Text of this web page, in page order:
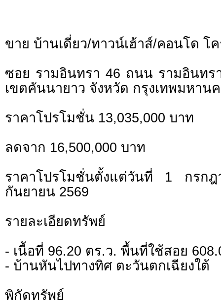
ขาย บ้านเดี่ยว/ทาวน์เฮ้าส์/คอนโด โ
ซอย รามอินทรา 46 ถนน รามอินทร
เขตคันนายาว จังหวัด กรุงเทพมหาน
ราคาโปรโมชั่น 13,035,000 บาท
ลดจาก 16,500,000 บาท
ราคาโปรโมชั่นตั้งแต่วันที่ 1 กร
กันยายน 2569
รายละเอียดทรัพย์
- เนื้อที่ 96.20 ตร.ว. พื้นที่ใช้สอย
- บ้านหันไปทางทิศ ตะวันตกเฉียงใต้
พิกัดทรั